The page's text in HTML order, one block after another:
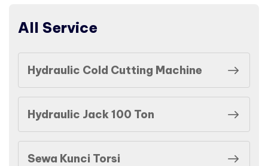
All Service
Hydraulic Cold Cutting Machine
Hydraulic Jack 100 Ton
Sewa Kunci Torsi